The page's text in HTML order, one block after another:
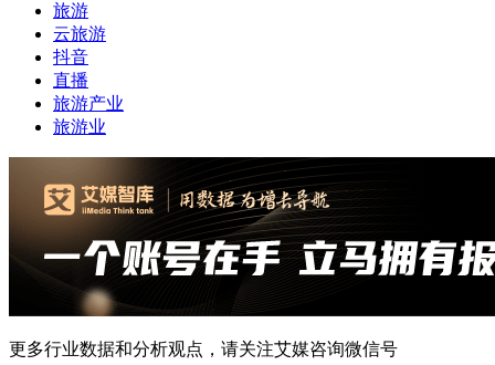
旅游
云旅游
抖音
直播
旅游产业
旅游业
更多行业数据和分析观点，请关注艾媒咨询微信号